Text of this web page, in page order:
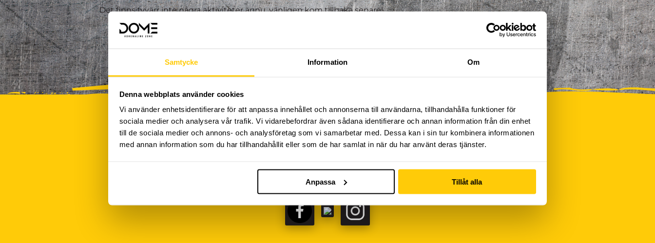
Samtycke Information Om
Denna webbplats använder cookies
Vi använder enhetsidentifierare för att anpassa innehållet och annonserna till användarna, tillhandahålla funktioner för
sociala medier och analysera vår trafik. Vi vidarebefordrar även sådana identifierare och annan information från din enhet
till de sociala medier och annons- och analysföretag som vi samarbetar med. Dessa kan i sin tur kombinera informationen
med annan information som du har tillhandahållit eller som de har samlat in när du har använt deras tjänster.
Anpassa Tillåt alla
Det finns tyvärr inte några aktiviteter ännu, vänligen kom tillbaka senare!
FÖLJ OSS PÅ SOCIALA MEDIER
FACEBOOKTIKTOK